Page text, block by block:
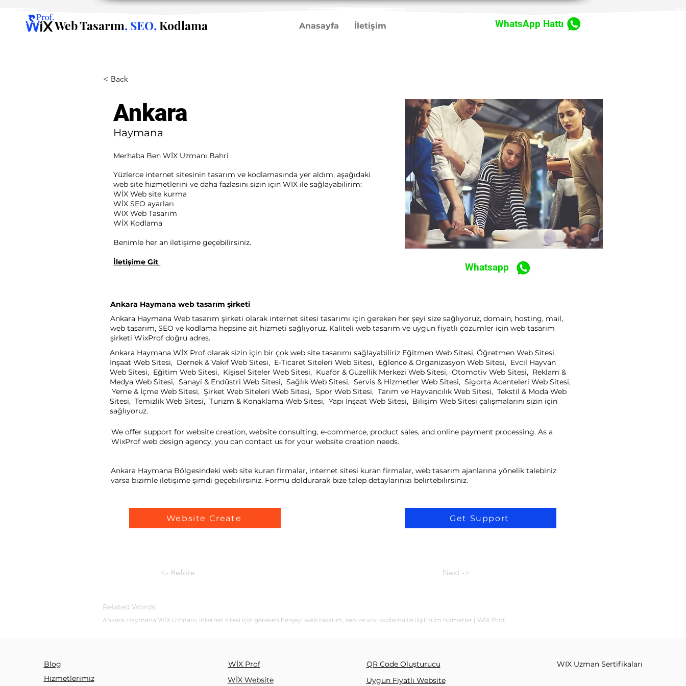
Web Tasarım, SEO,Kodlama Anasayfa İletişim WhatsApp Hattı
< Back
Ankara
Haymana
Merhaba Ben WİX Uzmanı Bahri
Yüzlerce internet sitesinin tasarım ve kodlamasında yer aldım, aşağıdaki
web site hizmetlerini ve daha fazlasını sizin için WİX ile sağlayabilirim:​ ​
WİX Web site kurma
WİX SEO ayarları
WİX Web Tasarım
WİX Kodlama ​
Benimle her an iletişime geçebilirsiniz.
İletişime Git Whatsapp
Ankara Haymana web tasarım şirketi
Ankara Haymana Web tasarım şirketi olarak internet sitesi tasarımı için gereken her şeyi size sağlıyoruz, domain, hosting, mail,
web tasarım, SEO ve kodlama hepsine ait hizmeti sağlıyoruz. Kaliteli web tasarım ve uygun fiyatlı çözümler için web tasarım
şirketi WixProf doğru adres.
Ankara Haymana WİX Prof olarak sizin için bir çok web site tasarımı sağlayabiliriz Eğitmen Web Sitesi, Öğretmen Web Sitesi,
İnşaat Web Sitesi, Dernek & Vakıf Web Sitesi, E-Ticaret Siteleri Web Sitesi, Eğlence & Organizasyon Web Sitesi, Evcil Hayvan
Web Sitesi, Eğitim Web Sitesi, Kişisel Siteler Web Sitesi, Kuaför & Güzellik Merkezi Web Sitesi, Otomotiv Web Sitesi, Reklam &
Medya Web Sitesi, Sanayi & Endüstri Web Sitesi, Sağlık Web Sitesi, Servis & Hizmetler Web Sitesi, Sigorta Acenteleri Web Sitesi,
Yeme & İçme Web Sitesi, Şirket Web Siteleri Web Sitesi, Spor Web Sitesi, Tarım ve Hayvancılık Web Sitesi, Tekstil & Moda Web
Sitesi, Temizlik Web Sitesi, Turizm & Konaklama Web Sitesi, Yapı İnşaat Web Sitesi, Bilişim Web Sitesi çalışmalarını sizin için
sağlıyoruz.
We offer support for website creation, website consulting, e-commerce, product sales, and online payment processing. As a
WixProf web design agency, you can contact us for your website creation needs.
Ankara Haymana Bölgesindeki web site kuran firmalar, internet sitesi kuran firmalar, web tasarım ajanlarına yönelik talebiniz
varsa bizimle iletişime şimdi geçebilirsiniz. Formu doldurarak bize talep detaylarınızı belirtebilirsiniz.
Website Create Get Support
<- Before Next ->
Related Words:
Ankara Haymana WİX Uzmanı; internet sitesi için gereken herşey; web tasarım, seo ve wix kodlama ile ilgili tüm hizmetler | WİX Prof
Blog
Hizmetlerimiz
WİX Prof
WİX Website
QR Code Oluşturucu
Uygun Fiyatlı Website
WIX Uzman Sertifikaları